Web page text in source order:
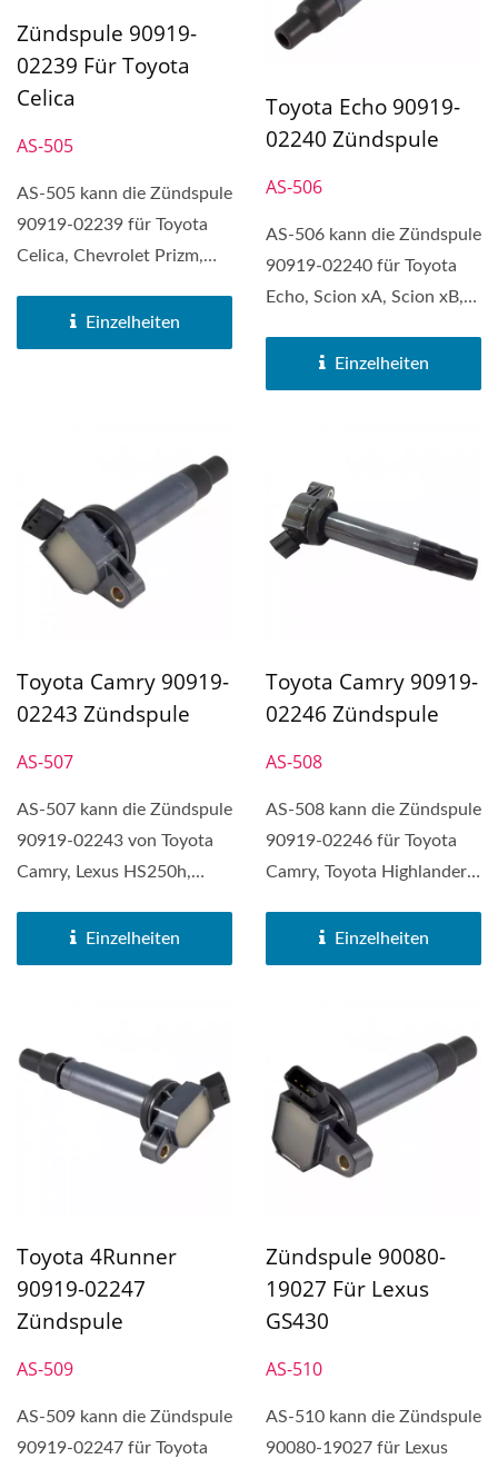
Zündspule 90919-
02239 Für Toyota
Celica
AS-505
AS-505 kann die Zündspule
90919-02239 für Toyota
Celica, Chevrolet Prizm,
Einzelheiten
Toyota Echo 90919-
02240 Zündspule
AS-506
AS-506 kann die Zündspule
90919-02240 für Toyota
Echo, Scion xA, Scion xB,
Einzelheiten
Toyota Camry 90919-
02243 Zündspule
AS-507
AS-507 kann die Zündspule
90919-02243 von Toyota
Camry, Lexus HS250h,
Einzelheiten
Toyota Camry 90919-
02246 Zündspule
AS-508
AS-508 kann die Zündspule
90919-02246 für Toyota
Camry, Toyota Highlander,
Einzelheiten
Toyota 4Runner
90919-02247
Zündspule
AS-509
AS-509 kann die Zündspule
90919-02247 für Toyota
Zündspule 90080-
19027 Für Lexus
GS430
AS-510
AS-510 kann die Zündspule
90080-19027 für Lexus